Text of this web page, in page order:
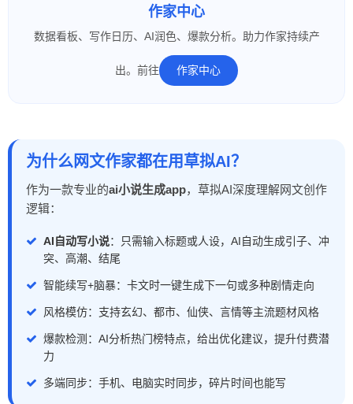
作家中心
数据看板、写作日历、AI润色、爆款分析。助力作家持续产
出。前往 作家中心
为什么网文作家都在用草拟AI？
作为一款专业的ai小说生成app，草拟AI深度理解网文创作
逻辑：
AI自动写小说：只需输入标题或人设，AI自动生成引子、冲
突、高潮、结尾
智能续写+脑暴：卡文时一键生成下一句或多种剧情走向
风格模仿：支持玄幻、都市、仙侠、言情等主流题材风格
爆款检测：AI分析热门榜特点，给出优化建议，提升付费潜
力
多端同步：手机、电脑实时同步，碎片时间也能写